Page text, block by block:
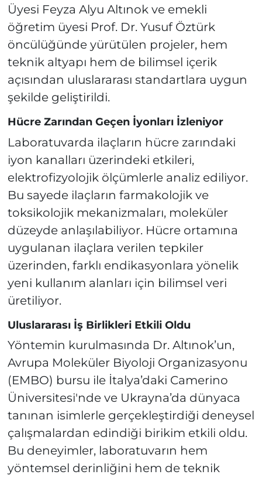
Üyesi Feyza Alyu Altınok ve emekli
öğretim üyesi Prof. Dr. Yusuf Öztürk
öncülüğünde yürütülen projeler, hem
teknik altyapı hem de bilimsel içerik
açısından uluslararası standartlara uygun
şekilde geliştirildi.
Hücre Zarından Geçen İyonları İzleniyor
Laboratuvarda ilaçların hücre zarındaki
iyon kanalları üzerindeki etkileri,
elektrofizyolojik ölçümlerle analiz ediliyor.
Bu sayede ilaçların farmakolojik ve
toksikolojik mekanizmaları, moleküler
düzeyde anlaşılabiliyor. Hücre ortamına
uygulanan ilaçlara verilen tepkiler
üzerinden, farklı endikasyonlara yönelik
yeni kullanım alanları için bilimsel veri
üretiliyor.
Uluslararası İş Birlikleri Etkili Oldu
Yöntemin kurulmasında Dr. Altınok’un,
Avrupa Moleküler Biyoloji Organizasyonu
(EMBO) bursu ile İtalya’daki Camerino
Üniversitesi'nde ve Ukrayna’da dünyaca
tanınan isimlerle gerçekleştirdiği deneysel
çalışmalardan edindiği birikim etkili oldu.
Bu deneyimler, laboratuvarın hem
yöntemsel derinliğini hem de teknik